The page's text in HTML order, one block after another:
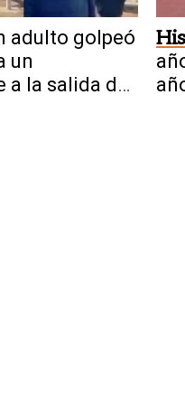
adulto golpeó
un
a la salida de